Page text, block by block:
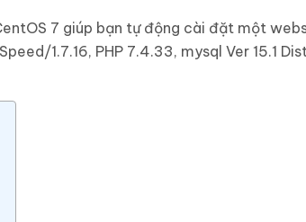
7 giúp bạn tự động cài đặt một
1.7.16, PHP 7.4.33, mysql Ver 15.1